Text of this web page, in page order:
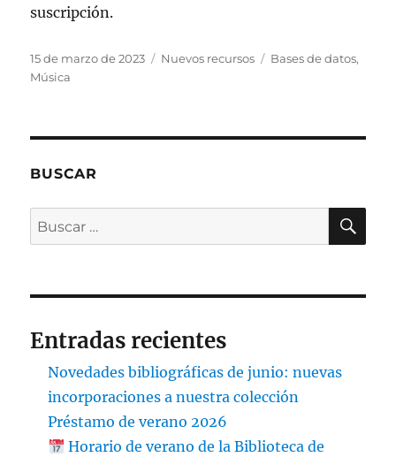
suscripción.
Publicado
el
15 de marzo de 2023 Categorías
Nuevos recursos Etiquetas
Bases de datos,
Música
BUSCAR
Buscar
por:
Entradas recientes
Novedades bibliográficas de junio: nuevas
incorporaciones a nuestra colección
Préstamo de verano 2026
Horario de verano de la Biblioteca de